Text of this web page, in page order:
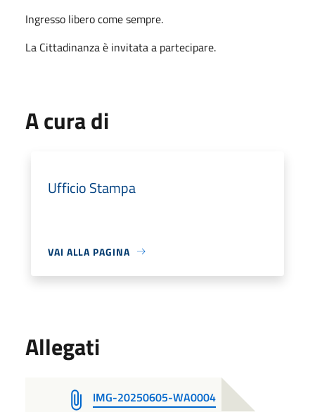
Ingresso libero come sempre.
La Cittadinanza è invitata a partecipare.
A cura di
Ufficio Stampa
VAI ALLA PAGINA
Allegati
IMG-20250605-WA0004